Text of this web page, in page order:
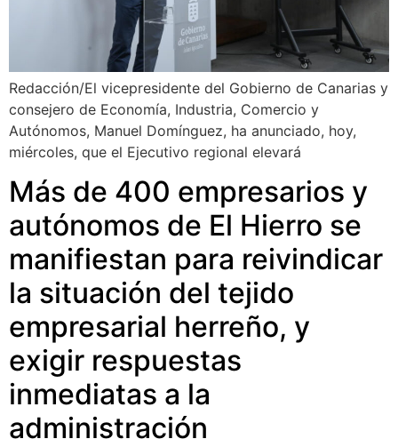
Redacción/El vicepresidente del Gobierno de Canarias y
consejero de Economía, Industria, Comercio y
Autónomos, Manuel Domínguez, ha anunciado, hoy,
miércoles, que el Ejecutivo regional elevará
Más de 400 empresarios y
autónomos de El Hierro se
manifiestan para reivindicar
la situación del tejido
empresarial herreño, y
exigir respuestas
inmediatas a la
administración